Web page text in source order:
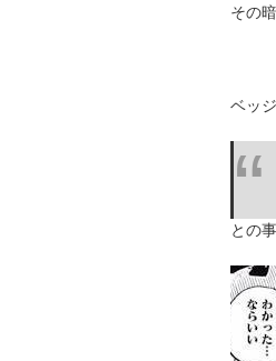
その
ベッ
との